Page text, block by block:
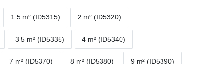
1.5 m² (ID5315) 2 m² (ID5320)
3.5 m² (ID5335) 4 m² (ID5340)
7 m² (ID5370) 8 m² (ID5380) 9 m² (ID5390)